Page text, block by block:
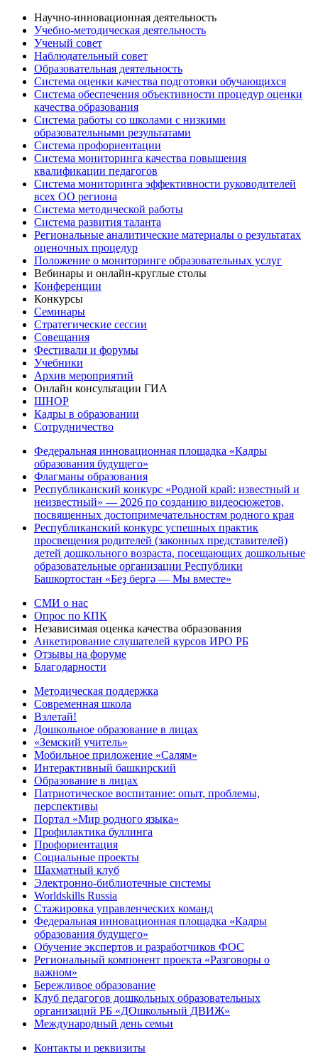
Научно-инновационная деятельность
Учебно-методическая деятельность
Ученый совет
Наблюдательный совет
Образовательная деятельность
Система оценки качества подготовки обучающихся
Система обеспечения объективности процедур оценки
качества образования
Система работы со школами с низкими
образовательными результатами
Система профориентации
Система мониторинга качества повышения
квалификации педагогов
Система мониторинга эффективности руководителей
всех ОО региона
Система методической работы
Система развития таланта
Региональные аналитические материалы о результатах
оценочных процедур
Положение о мониторинге образовательных услуг
Вебинары и онлайн-круглые столы
Конференции
Конкурсы
Семинары
Стратегические сессии
Совещания
Фестивали и форумы
Учебники
Архив мероприятий
Онлайн консультации ГИА
ШНОР
Кадры в образовании
Сотрудничество
Федеральная инновационная площадка «Кадры
образования будущего»
Флагманы образования
Республиканский конкурс «Родной край: известный и
неизвестный» — 2026 по созданию видеосюжетов,
посвященных достопримечательностям родного края
Республиканский конкурс успешных практик
просвещения родителей (законных представителей)
детей дошкольного возраста, посещающих дошкольные
образовательные организации Республики
Башкортостан «Беҙ бергә — Мы вместе»
СМИ о нас
Опрос по КПК
Независимая оценка качества образования
Анкетирование слушателей курсов ИРО РБ
Отзывы на форуме
Благодарности
Методическая поддержка
Современная школа
Взлетай!
Дошкольное образование в лицах
«Земский учитель»
Мобильное приложение «Салям»
Интерактивный башкирский
Образование в лицах
Патриотическое воспитание: опыт, проблемы,
перспективы
Портал «Мир родного языка»
Профилактика буллинга
Профориентация
Социальные проекты
Шахматный клуб
Электронно-библиотечные системы
Worldskills Russia
Стажировка управленческих команд
Федеральная инновационная площадка «Кадры
образования будущего»
Обучение экспертов и разработчиков ФОС
Региональный компонент проекта «Разговоры о
важном»
Бережливое образование
Клуб педагогов дошкольных образовательных
организаций РБ «ДОшкольный ДВИЖ»
Международный день семьи
Контакты и реквизиты